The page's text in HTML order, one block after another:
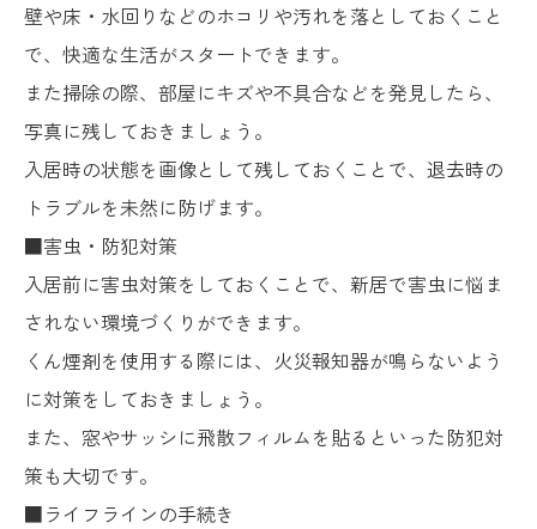
壁や床・水回りなどのホコリや汚れを落としておくこと
で、快適な生活がスタートできます。
また掃除の際、部屋にキズや不具合などを発見したら、
写真に残しておきましょう。
入居時の状態を画像として残しておくことで、退去時の
トラブルを未然に防げます。
■害虫・防犯対策
入居前に害虫対策をしておくことで、新居で害虫に悩ま
されない環境づくりができます。
くん煙剤を使用する際には、火災報知器が鳴らないよう
に対策をしておきましょう。
また、窓やサッシに飛散フィルムを貼るといった防犯対
策も大切です。
■ライフラインの手続き